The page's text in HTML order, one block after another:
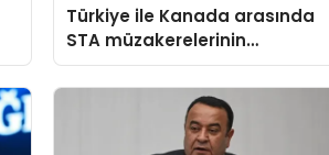
Türkiye ile Kanada arasında
STA müzakerelerinin
başlatılmasına ilişkin ortak
bildiri